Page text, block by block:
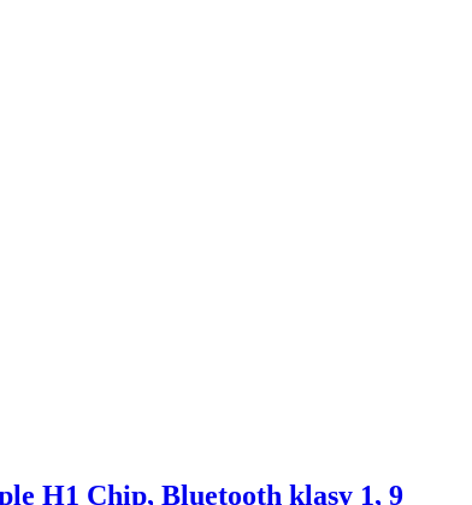
H1 Chip, Bluetooth klasy 1, 9